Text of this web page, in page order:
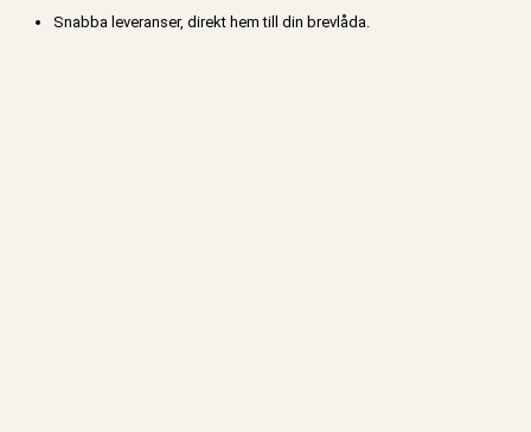
Snabba leveranser, direkt hem till din brevlåda.